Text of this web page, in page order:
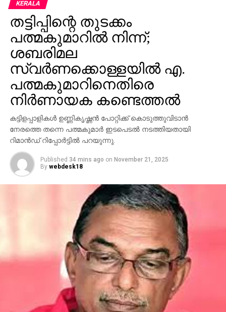
യെമനിലെ ഹൊദൈദ തുറമുഖത്ത്
ബോംബാക്രമണം നടത്തി ഇസ്രാഈല്‍
KERALA
തട്ടിപ്പിന്റെ തുടക്കം
പത്മകുമാറില്‍ നിന്ന്;
ശബരിമല
സ്വര്‍ണക്കൊള്ളയില്‍ എ.
പത്മകുമാറിനെതിരെ
നിര്‍ണായക കണ്ടെത്തല്‍
കട്ടിളപ്പാളികള്‍ ഉണ്ണികൃഷ്ണന്‍ പോറ്റിക്ക് കൊടുത്തുവിടാന്‍
നേരത്തെ തന്നെ പത്മകുമാര്‍ ഇടപെടല്‍ നടത്തിയതായി
റിമാന്‍ഡ് റിപ്പോര്‍ട്ടില്‍ പറയുന്നു.
Published 34 mins ago on November 21, 2025
By webdesk18